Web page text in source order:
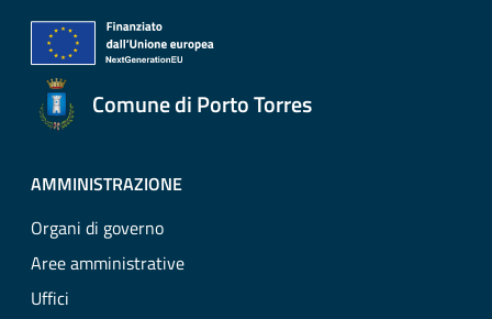
Comune di Porto Torres
AMMINISTRAZIONE
Organi di governo
Aree amministrative
Uffici